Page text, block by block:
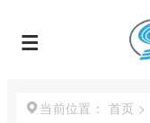
当前位置： 首页 >